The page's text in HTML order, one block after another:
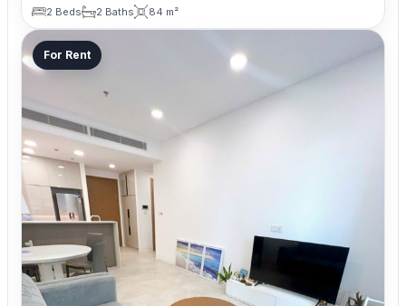
2 Beds
2 Baths 84 m²
For Rent